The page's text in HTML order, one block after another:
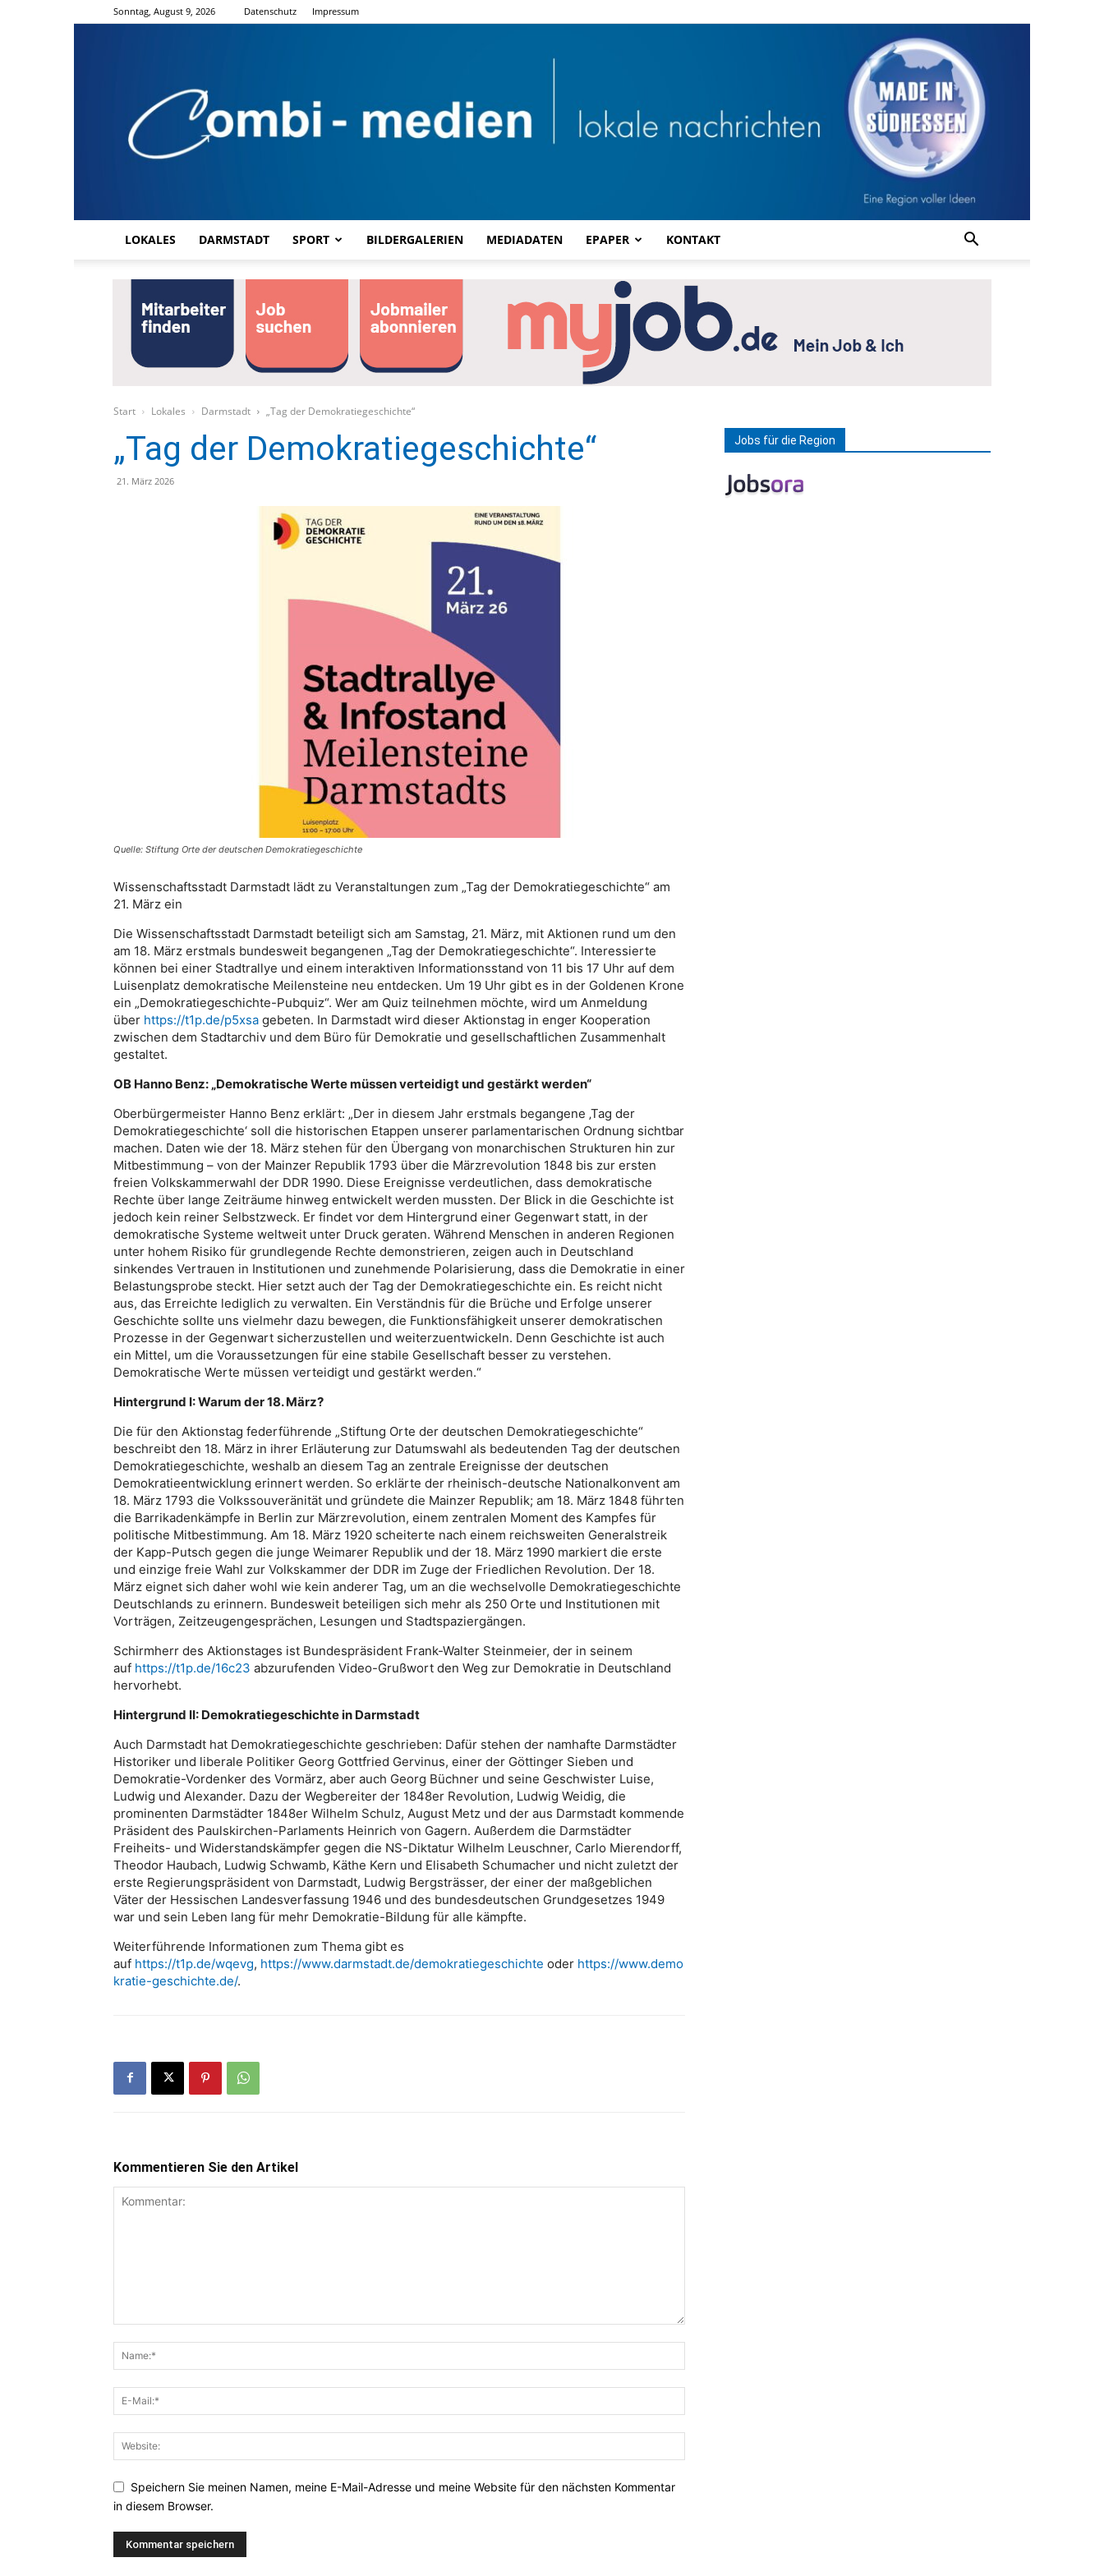
Sonntag, August 9, 2026 Datenschutz Impressum
LOKALES DARMSTADT SPORT BILDERGALERIEN MEDIADATEN EPAPER KONTAKT
Start Lokales Darmstadt „Tag der Demokratiegeschichte“
„Tag der Demokratiegeschichte“
21. März 2026
Quelle: Stiftung Orte der deutschen Demokratiegeschichte
Wissenschaftsstadt Darmstadt lädt zu Veranstaltungen zum „Tag der Demokratiegeschichte“ am
21. März ein
Die Wissenschaftsstadt Darmstadt beteiligt sich am Samstag, 21. März, mit Aktionen rund um den
am 18. März erstmals bundesweit begangenen „Tag der Demokratiegeschichte“. Interessierte
können bei einer Stadtrallye und einem interaktiven Informationsstand von 11 bis 17 Uhr auf dem
Luisenplatz demokratische Meilensteine neu entdecken. Um 19 Uhr gibt es in der Goldenen Krone
ein „Demokratiegeschichte-Pubquiz“. Wer am Quiz teilnehmen möchte, wird um Anmeldung
über https://t1p.de/p5xsa gebeten. In Darmstadt wird dieser Aktionstag in enger Kooperation
zwischen dem Stadtarchiv und dem Büro für Demokratie und gesellschaftlichen Zusammenhalt
gestaltet.
OB Hanno Benz: „Demokratische Werte müssen verteidigt und gestärkt werden“
Oberbürgermeister Hanno Benz erklärt: „Der in diesem Jahr erstmals begangene ‚Tag der
Demokratiegeschichte‘ soll die historischen Etappen unserer parlamentarischen Ordnung sichtbar
machen. Daten wie der 18. März stehen für den Übergang von monarchischen Strukturen hin zur
Mitbestimmung – von der Mainzer Republik 1793 über die Märzrevolution 1848 bis zur ersten
freien Volkskammerwahl der DDR 1990. Diese Ereignisse verdeutlichen, dass demokratische
Rechte über lange Zeiträume hinweg entwickelt werden mussten. Der Blick in die Geschichte ist
jedoch kein reiner Selbstzweck. Er findet vor dem Hintergrund einer Gegenwart statt, in der
demokratische Systeme weltweit unter Druck geraten. Während Menschen in anderen Regionen
unter hohem Risiko für grundlegende Rechte demonstrieren, zeigen auch in Deutschland
sinkendes Vertrauen in Institutionen und zunehmende Polarisierung, dass die Demokratie in einer
Belastungsprobe steckt. Hier setzt auch der Tag der Demokratiegeschichte ein. Es reicht nicht
aus, das Erreichte lediglich zu verwalten. Ein Verständnis für die Brüche und Erfolge unserer
Geschichte sollte uns vielmehr dazu bewegen, die Funktionsfähigkeit unserer demokratischen
Prozesse in der Gegenwart sicherzustellen und weiterzuentwickeln. Denn Geschichte ist auch
ein Mittel, um die Voraussetzungen für eine stabile Gesellschaft besser zu verstehen.
Demokratische Werte müssen verteidigt und gestärkt werden.“
Hintergrund I: Warum der 18. März?
Die für den Aktionstag federführende „Stiftung Orte der deutschen Demokratiegeschichte“
beschreibt den 18. März in ihrer Erläuterung zur Datumswahl als bedeutenden Tag der deutschen
Demokratiegeschichte, weshalb an diesem Tag an zentrale Ereignisse der deutschen
Demokratieentwicklung erinnert werden. So erklärte der rheinisch-deutsche Nationalkonvent am
18. März 1793 die Volkssouveränität und gründete die Mainzer Republik; am 18. März 1848 führten
die Barrikadenkämpfe in Berlin zur Märzrevolution, einem zentralen Moment des Kampfes für
politische Mitbestimmung. Am 18. März 1920 scheiterte nach einem reichsweiten Generalstreik
der Kapp-Putsch gegen die junge Weimarer Republik und der 18. März 1990 markiert die erste
und einzige freie Wahl zur Volkskammer der DDR im Zuge der Friedlichen Revolution. Der 18.
März eignet sich daher wohl wie kein anderer Tag, um an die wechselvolle Demokratiegeschichte
Deutschlands zu erinnern. Bundesweit beteiligen sich mehr als 250 Orte und Institutionen mit
Vorträgen, Zeitzeugengesprächen, Lesungen und Stadtspaziergängen.
Schirmherr des Aktionstages ist Bundespräsident Frank-Walter Steinmeier, der in seinem
auf https://t1p.de/16c23 abzurufenden Video-Grußwort den Weg zur Demokratie in Deutschland
hervorhebt.
Hintergrund II: Demokratiegeschichte in Darmstadt
Auch Darmstadt hat Demokratiegeschichte geschrieben: Dafür stehen der namhafte Darmstädter
Historiker und liberale Politiker Georg Gottfried Gervinus, einer der Göttinger Sieben und
Demokratie-Vordenker des Vormärz, aber auch Georg Büchner und seine Geschwister Luise,
Ludwig und Alexander. Dazu der Wegbereiter der 1848er Revolution, Ludwig Weidig, die
prominenten Darmstädter 1848er Wilhelm Schulz, August Metz und der aus Darmstadt kommende
Präsident des Paulskirchen-Parlaments Heinrich von Gagern. Außerdem die Darmstädter
Freiheits- und Widerstandskämpfer gegen die NS-Diktatur Wilhelm Leuschner, Carlo Mierendorff,
Theodor Haubach, Ludwig Schwamb, Käthe Kern und Elisabeth Schumacher und nicht zuletzt der
erste Regierungspräsident von Darmstadt, Ludwig Bergsträsser, der einer der maßgeblichen
Väter der Hessischen Landesverfassung 1946 und des bundesdeutschen Grundgesetzes 1949
war und sein Leben lang für mehr Demokratie-Bildung für alle kämpfte.
Weiterführende Informationen zum Thema gibt es
auf https://t1p.de/wqevg, https://www.darmstadt.de/demokratiegeschichte oder https://www.demo
kratie-geschichte.de/.
Kommentieren Sie den Artikel
Speichern Sie meinen Namen, meine E-Mail-Adresse und meine Website für den nächsten Kommentar
in diesem Browser.
Jobs für die Region